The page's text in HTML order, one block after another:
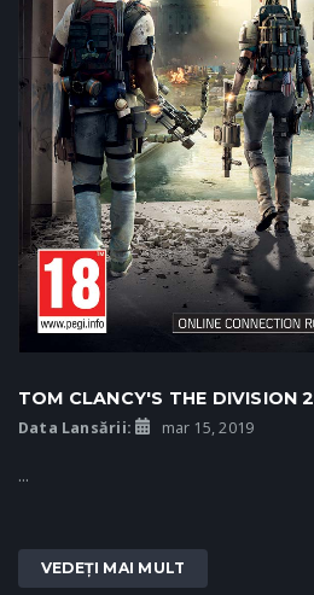
TOM CLANCY'S THE DIVISION 2
Data Lansării: mar 15, 2019
...
VEDEȚI MAI MULT